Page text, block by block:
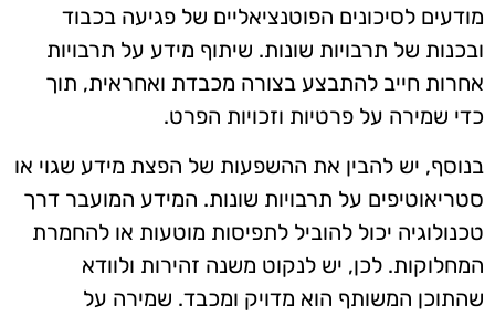
מודעים לסיכונים הפוטנציאליים של פגיעה בכבוד
ובכנות של תרבויות שונות. שיתוף מידע על תרבויות
אחרות חייב להתבצע בצורה מכבדת ואחראית, תוך
כדי שמירה על פרטיות וזכויות הפרט.
בנוסף, יש להבין את ההשפעות של הפצת מידע שגוי או
סטריאוטיפים על תרבויות שונות. המידע המועבר דרך
טכנולוגיה יכול להוביל לתפיסות מוטעות או להחמרת
המחלוקות. לכן, יש לנקוט משנה זהירות ולוודא
שהתוכן המשותף הוא מדויק ומכבד. שמירה על